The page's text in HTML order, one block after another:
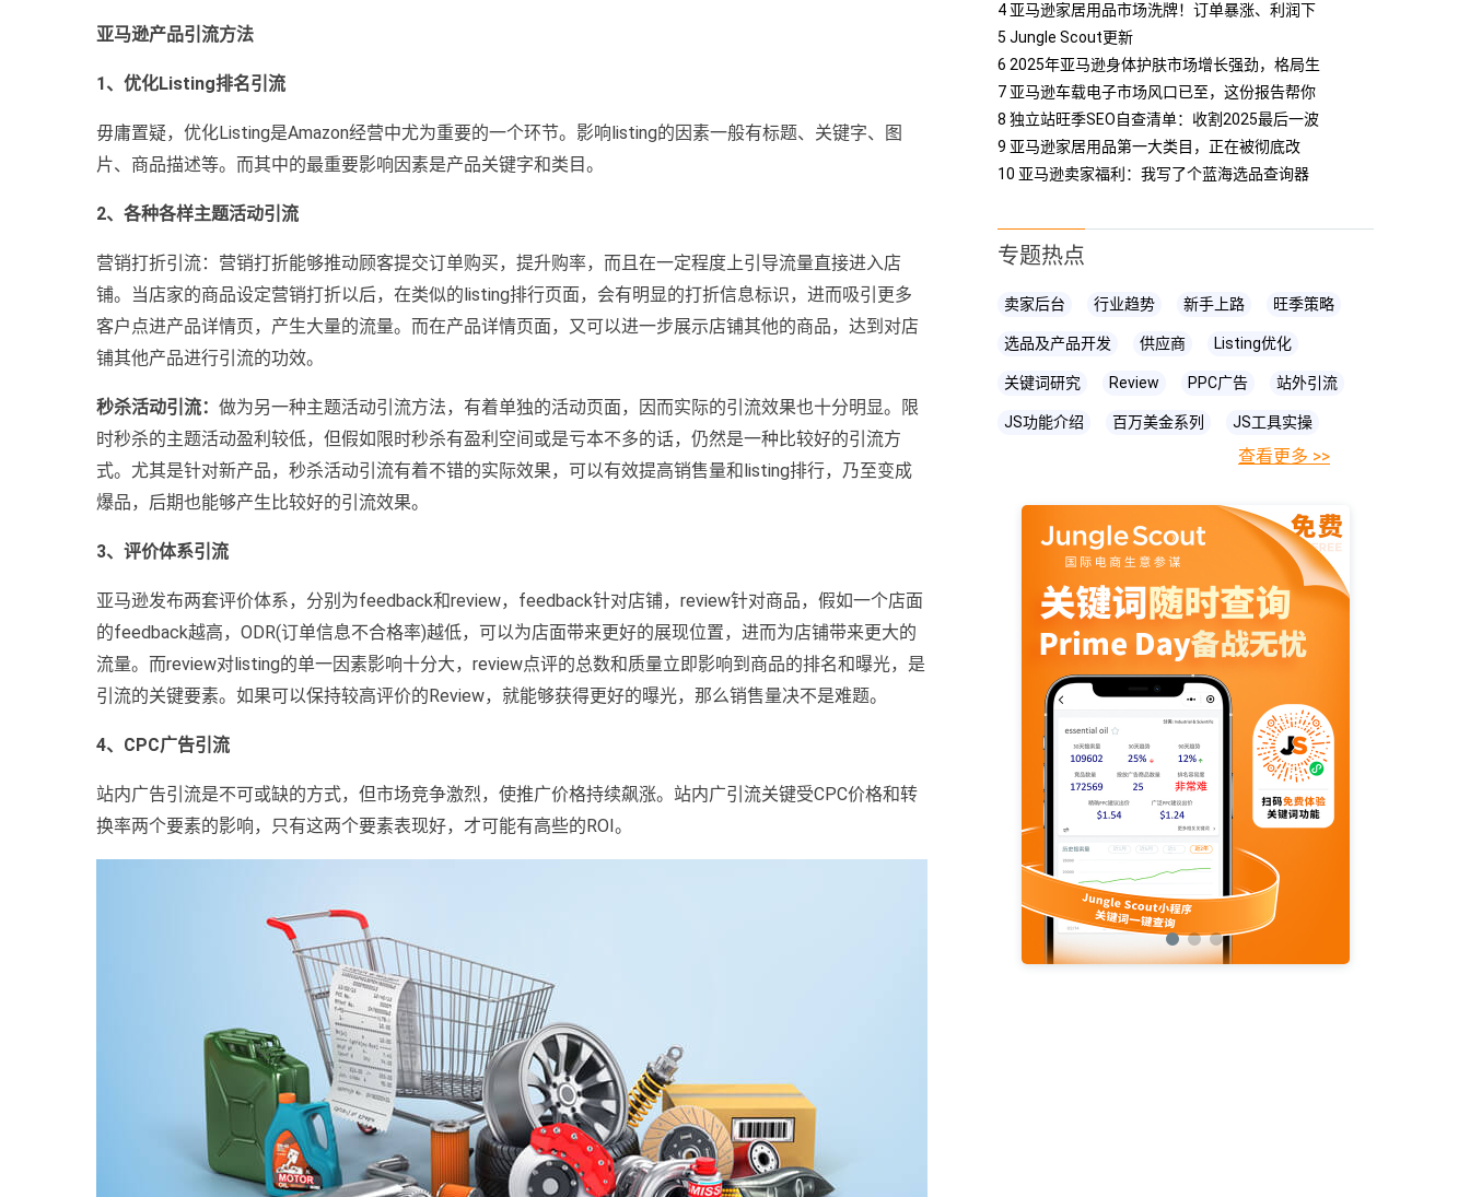
亚马逊产品引流方法
1、优化Listing排名引流
毋庸置疑，优化Listing是Amazon经营中尤为重要的一个环节。影响listing的因素一般有标题、关键字、图
片、商品描述等。而其中的最重要影响因素是产品关键字和类目。
2、各种各样主题活动引流
营销打折引流：营销打折能够推动顾客提交订单购买，提升购率，而且在一定程度上引导流量直接进入店
铺。当店家的商品设定营销打折以后，在类似的listing排行页面，会有明显的打折信息标识，进而吸引更多
客户点进产品详情页，产生大量的流量。而在产品详情页面，又可以进一步展示店铺其他的商品，达到对店
铺其他产品进行引流的功效。
秒杀活动引流： 做为另一种主题活动引流方法，有着单独的活动页面，因而实际的引流效果也十分明显。限
时秒杀的主题活动盈利较低，但假如限时秒杀有盈利空间或是亏本不多的话，仍然是一种比较好的引流方
式。尤其是针对新产品，秒杀活动引流有着不错的实际效果，可以有效提高销售量和listing排行，乃至变成
爆品，后期也能够产生比较好的引流效果。
3、评价体系引流
亚马逊发布两套评价体系，分别为feedback和review，feedback针对店铺，review针对商品，假如一个店面
的feedback越高，ODR(订单信息不合格率)越低，可以为店面带来更好的展现位置，进而为店铺带来更大的
流量。而review对listing的单一因素影响十分大，review点评的总数和质量立即影响到商品的排名和曝光，是
引流的关键要素。如果可以保持较高评价的Review，就能够获得更好的曝光，那么销售量决不是难题。
4、CPC广告引流
站内广告引流是不可或缺的方式，但市场竞争激烈，使推广价格持续飙涨。站内广引流关键受CPC价格和转
换率两个要素的影响，只有这两个要素表现好，才可能有高些的ROI。
了…
4 亚马逊家居用品市场洗牌！订单暴涨、利润下
5 Jungle Scout更新
6 2025年亚马逊身体护肤市场增长强劲，格局生
7 亚马逊车载电子市场风口已至，这份报告帮你
抢占先机
8 独立站旺季SEO自查清单：收割2025最后一波
9 亚马逊家居用品第一大类目，正在被彻底改
10 亚马逊卖家福利：我写了个蓝海选品查询器
专题热点
卖家后台 行业趋势 新手上路 旺季策略
选品及产品开发 供应商 Listing优化
关键词研究 Review PPC广告 站外引流
JS功能介绍 百万美金系列 JS工具实操
亚马逊直播
亚马逊政策 cpc广告 亚马逊物流
亚马逊变体 亚马逊主图 亚马逊账号
亚马逊流量 亚马逊库存 亚马逊跟卖
亚马逊运营 亚马逊购物车 亚马逊listing
亚马逊活动 亚马逊开店 亚马逊瑞典站
亚马逊品牌备案 亚马逊运营直播
亚马逊官方直播 亚马逊选品直播
亚马逊优惠券 亚马逊ASIN listing优化
亚马逊主题 差评 亚马逊排名 关键词
listing 爆款最新 引流
查看更多 >>